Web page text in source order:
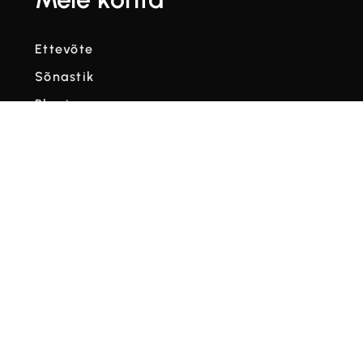
Ettevõte
Sõnastik
Blogi